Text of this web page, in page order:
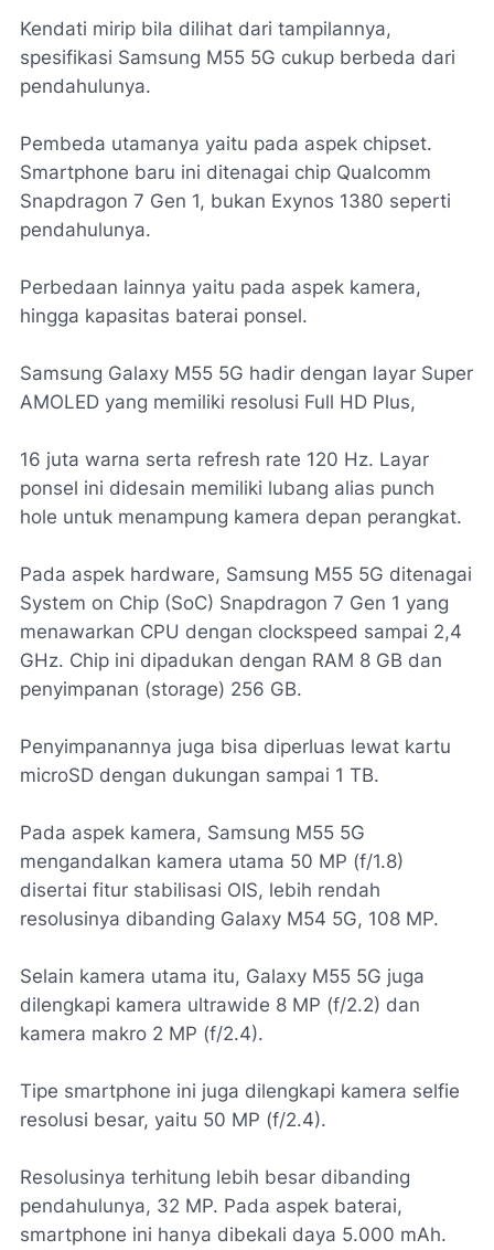
Kendati mirip bila dilihat dari tampilannya,
spesifikasi Samsung M55 5G cukup berbeda dari
pendahulunya.
Pembeda utamanya yaitu pada aspek chipset.
Smartphone baru ini ditenagai chip Qualcomm
Snapdragon 7 Gen 1, bukan Exynos 1380 seperti
pendahulunya.
Perbedaan lainnya yaitu pada aspek kamera,
hingga kapasitas baterai ponsel.
Samsung Galaxy M55 5G hadir dengan layar Super
AMOLED yang memiliki resolusi Full HD Plus,
16 juta warna serta refresh rate 120 Hz. Layar
ponsel ini didesain memiliki lubang alias punch
hole untuk menampung kamera depan perangkat.
Pada aspek hardware, Samsung M55 5G ditenagai
System on Chip (SoC) Snapdragon 7 Gen 1 yang
menawarkan CPU dengan clockspeed sampai 2,4
GHz. Chip ini dipadukan dengan RAM 8 GB dan
penyimpanan (storage) 256 GB.
Penyimpanannya juga bisa diperluas lewat kartu
microSD dengan dukungan sampai 1 TB.
Pada aspek kamera, Samsung M55 5G
mengandalkan kamera utama 50 MP (f/1.8)
disertai fitur stabilisasi OIS, lebih rendah
resolusinya dibanding Galaxy M54 5G, 108 MP.
Selain kamera utama itu, Galaxy M55 5G juga
dilengkapi kamera ultrawide 8 MP (f/2.2) dan
kamera makro 2 MP (f/2.4).
Tipe smartphone ini juga dilengkapi kamera selfie
resolusi besar, yaitu 50 MP (f/2.4).
Resolusinya terhitung lebih besar dibanding
pendahulunya, 32 MP. Pada aspek baterai,
smartphone ini hanya dibekali daya 5.000 mAh.